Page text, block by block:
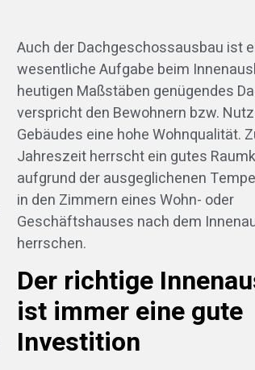
Auch der Dachgeschossausbau ist
wesentliche Aufgabe beim
heutigen Maßstäben genügendes
verspricht den Bewohnern bzw.
Gebäudes eine hohe Wohnqualität.
Jahreszeit herrscht ein gutes
aufgrund der ausgeglichenen
in den Zimmern eines Wohn- oder
Geschäftshauses nach dem
herrschen.
Der richtige
ist immer eine gute
Investition